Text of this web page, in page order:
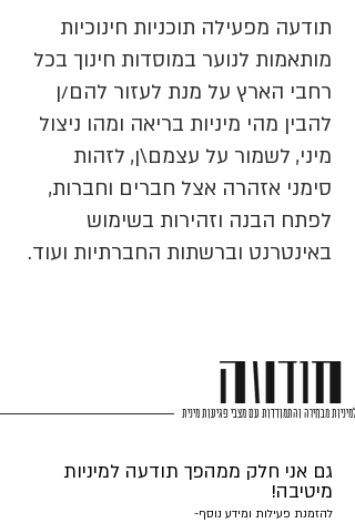
תודעה מפעילה תוכניות חינוכיות
מותאמות לנוער במוסדות חינוך בכל
רחבי הארץ על מנת לעזור להם/ן
להבין מהי מיניות בריאה ומהו ניצול
מיני, לשמור על עצמם\ן, לזהות
סימני אזהרה אצל חברים וחברות,
לפתח הבנה וזהירות בשימוש
באינטרנט וברשתות החברתיות ועוד.
למיניות מבחירה והתמודדות עם מצבי פגיעות מינית
גם אני חלק ממהפך תודעה למיניות
מיטיבה!
להזמנת פעילות ומידע נוסף-